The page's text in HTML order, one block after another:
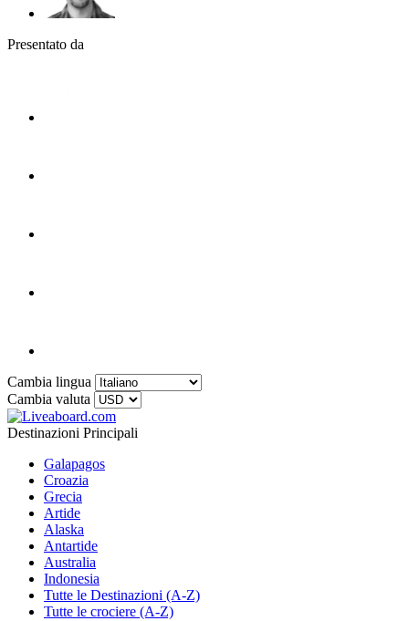
Presentato da
Cambia lingua
Cambia valuta
Destinazioni Principali
Galapagos
Croazia
Grecia
Artide
Alaska
Antartide
Australia
Indonesia
Tutte le Destinazioni (A-Z)
Tutte le crociere (A-Z)